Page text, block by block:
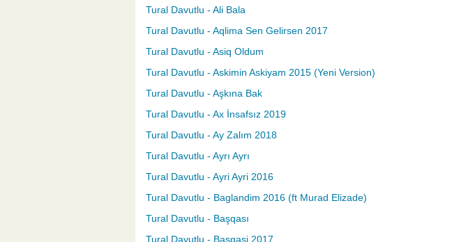
Tural Davutlu - Ali Bala
Tural Davutlu - Aqlima Sen Gelirsen 2017
Tural Davutlu - Asiq Oldum
Tural Davutlu - Askimin Askiyam 2015 (Yeni Version)
Tural Davutlu - Aşkına Bak
Tural Davutlu - Ax İnsafsız 2019
Tural Davutlu - Ay Zalım 2018
Tural Davutlu - Ayrı Ayrı
Tural Davutlu - Ayri Ayri 2016
Tural Davutlu - Baglandim 2016 (ft Murad Elizade)
Tural Davutlu - Başqası
Tural Davutlu - Basqasi 2017